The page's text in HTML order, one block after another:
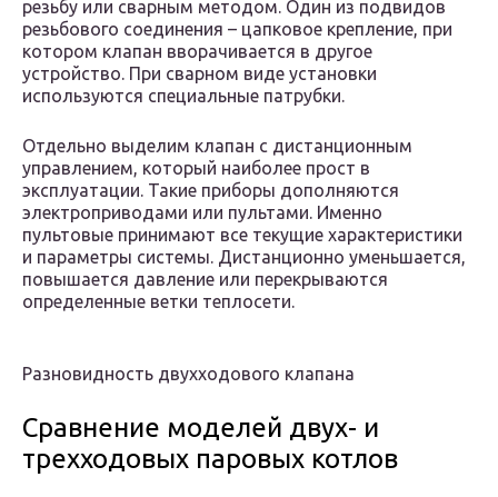
резьбу или сварным методом. Один из подвидов
резьбового соединения – цапковое крепление, при
котором клапан вворачивается в другое
устройство. При сварном виде установки
используются специальные патрубки.
Отдельно выделим клапан с дистанционным
управлением, который наиболее прост в
эксплуатации. Такие приборы дополняются
электроприводами или пультами. Именно
пультовые принимают все текущие характеристики
и параметры системы. Дистанционно уменьшается,
повышается давление или перекрываются
определенные ветки теплосети.
Разновидность двухходового клапана
Сравнение моделей двух- и
трехходовых паровых котлов